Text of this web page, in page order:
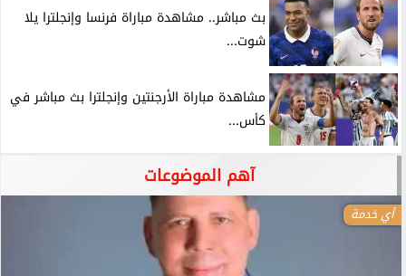
بث مباشر.. مشاهدة مباراة فرنسا وإنجلترا يلا
شوت...
مشاهدة مباراة الأرجنتين وإنجلترا بث مباشر في
كأس...
آهم الموضوعات
أي خدمة